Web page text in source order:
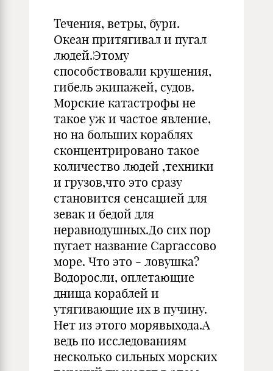
Течения, ветры, бури.
Океан притягивал и пугал
людей.Этому
способствовали крушения,
гибель экипажей, судов.
Морские катастрофы не
такое уж и частое явление,
но на больших кораблях
сконцентрировано такое
количество людей ,техники
и грузов,что это сразу
становится сенсацией для
зевак и бедой для
неравнодушных.До сих пор
пугает название Саргассово
море. Что это - ловушка?
Водоросли, оплетающие
днища кораблей и
утягивающие их в пучину.
Нет из этого морявыхода.А
ведь по исследованиям
несколько сильных морских